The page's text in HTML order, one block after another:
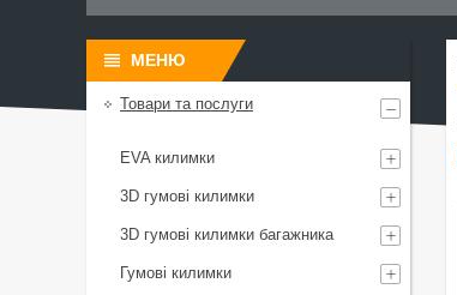
Товари та послуги
EVA килимки
3D гумові килимки
3D гумові килимки багажника
Гумові килимки